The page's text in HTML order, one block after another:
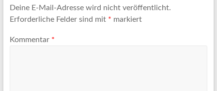
zum
Thema
Deine E-Mail-Adresse wird nicht veröffentlicht.
Erforderliche Felder sind mit * markiert
Kommentar *